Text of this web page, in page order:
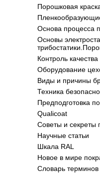
Порошковая
Основа процесса
Основы
Контроль
Оборудование
Виды и причины
Техника
Предподготовка
Qualicoat
Советы и секреты
Научные статьи
Шкала RAL
Новое в мире
Словарь терминов